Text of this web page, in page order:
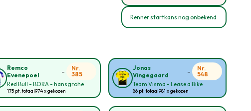
Renner startkans nog onbekend
Remco
Evenepoel
-
Nr.
385
Red Bull - BORA - hansgrohe
175 pt. totaal974 x gekozen
Jonas
Vingegaard
-
Nr.
548
Team Visma - Lease a Bike
86 pt. totaal981 x gekozen